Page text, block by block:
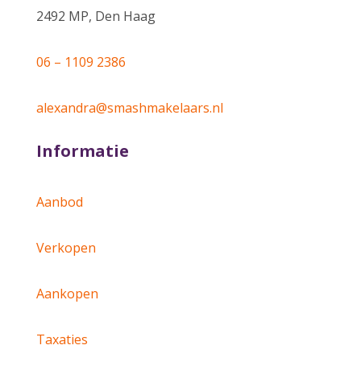
2492 MP, Den Haag
06 – 1109 2386
alexandra@smashmakelaars.nl
Informatie
Aanbod
Verkopen
Aankopen
Taxaties